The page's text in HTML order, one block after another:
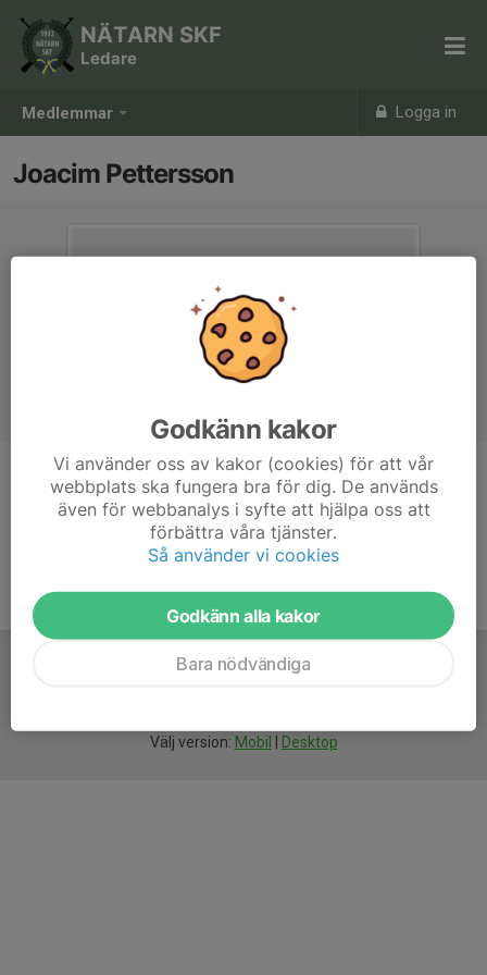
Medlemmar Logga in
NÄTARN SKF
Ledare
Joacim Pettersson
Ålder 56 år
Välj version: Mobil Desktop
Godkänn kakor
Vi använder oss av kakor (cookies) för att vår
webbplats ska fungera bra för dig. De används
även för webbanalys i syfte att hjälpa oss att
förbättra våra tjänster.
Så använder vi cookies
Godkänn alla kakor
Bara nödvändiga